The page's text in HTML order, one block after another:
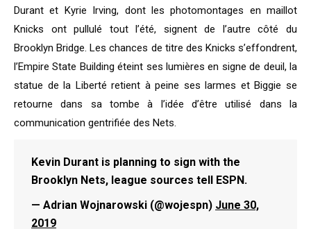
Durant et Kyrie Irving, dont les photomontages en maillot
Knicks ont pullulé tout l’été, signent de l’autre côté du
Brooklyn Bridge. Les chances de titre des Knicks s’effondrent,
l’Empire State Building éteint ses lumières en signe de deuil, la
statue de la Liberté retient à peine ses larmes et Biggie se
retourne dans sa tombe à l’idée d’être utilisé dans la
communication gentrifiée des Nets.
Kevin Durant is planning to sign with the
Brooklyn Nets, league sources tell ESPN.
— Adrian Wojnarowski (@wojespn) June 30,
2019